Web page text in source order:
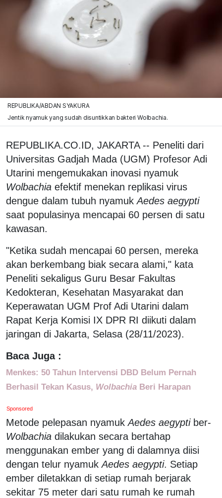
REPUBLIKA/ABDAN SYAKURA
Jentik nyamuk yang sudah disuntikkan bakteri Wolbachia.
REPUBLIKA.CO.ID, JAKARTA -- Peneliti dari
Universitas Gadjah Mada (UGM) Profesor Adi
Utarini mengemukakan inovasi nyamuk
Wolbachia efektif menekan replikasi virus
dengue dalam tubuh nyamukAedes aegypti
saat populasinya mencapai 60 persen di satu
kawasan.
"Ketika sudah mencapai 60 persen, mereka
akan berkembang biak secara alami," kata
Peneliti sekaligus Guru Besar Fakultas
Kedokteran, Kesehatan Masyarakat dan
Keperawatan UGM Prof Adi Utarini dalam
Rapat Kerja Komisi IX DPR RI diikuti dalam
jaringan di Jakarta, Selasa (28/11/2023).
Baca Juga :
Menkes: 50 Tahun Intervensi DBD Belum Pernah
Berhasil Tekan Kasus, Wolbachia Beri Harapan
Sponsored
Metode pelepasan nyamukAedes aegyptiber-
Wolbachia dilakukan secara bertahap
menggunakan ember yang di dalamnya diisi
dengan telur nyamukAedes aegypti. Setiap
ember diletakkan di setiap rumah berjarak
sekitar 75 meter dari satu rumah ke rumah